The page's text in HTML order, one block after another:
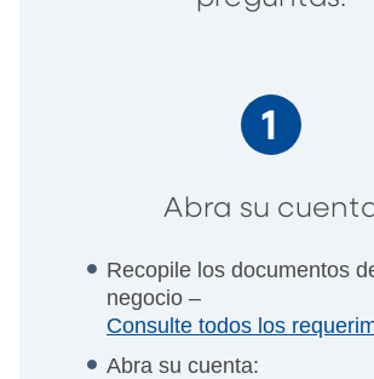
Abra su
Recopile los documentos
negocio –
Consulte todos los
Abra su cuenta: